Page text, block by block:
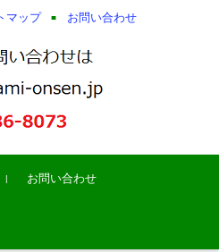
マップ お問い合わせ
お問い合わせ